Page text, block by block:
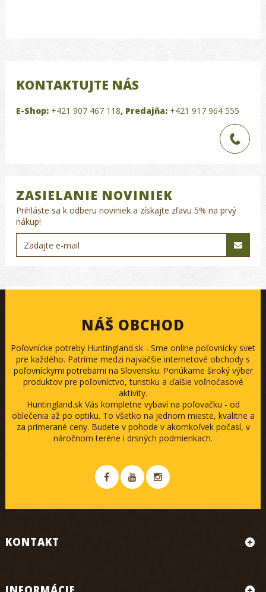
KONTAKTUJTE NÁS
E-Shop: +421 907 467 118, Predajňa: +421 917 964 555
ZASIELANIE NOVINIEK
Prihláste sa k odberu noviniek a získajte zľavu 5% na prvý
nákup!
NÁŠ OBCHOD
Poľovnícke potreby Huntingland.sk - Sme online poľovnícky svet
pre každého. Patríme medzi najväčšie internetové obchody s
poľovníckymi potrebami na Slovensku. Ponúkame široký výber
produktov pre poľovníctvo, turistiku a ďalšie voľnočasové
aktivity.
Huntingland.sk Vás kompletne vybaví na poľovačku - od
oblečenia až po optiku. To všetko na jednom mieste, kvalitne a
za primerané ceny. Budete v pohode v akomkoľvek počasí, v
náročnom teréne i drsných podmienkach.
KONTAKT